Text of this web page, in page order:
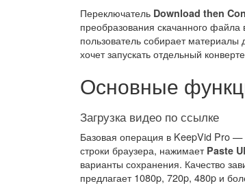
Переключатель Download then
преобразования скачанного
пользователь собирает
хочет запускать отдельный
Основные
Загрузка видео по ссылке
Базовая операция в KeepVid Pro —
строки браузера, нажимает Paste
варианты сохранения. Качество
предлагает 1080p, 720p, 480p и